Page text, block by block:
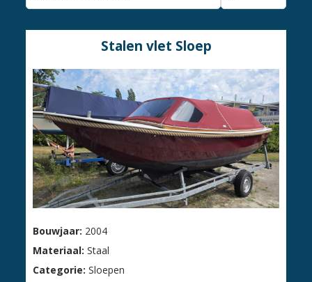
Stalen vlet Sloep
Bouwjaar: 2004
Materiaal:Staal
Categorie:Sloepen